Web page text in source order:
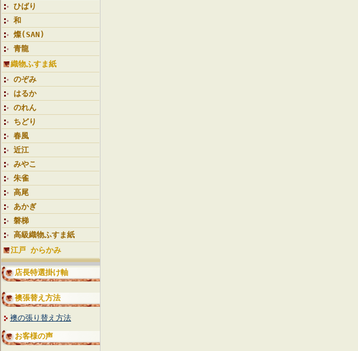
ひばり
和
燦(SAN)
青龍
織物ふすま紙
のぞみ
はるか
のれん
ちどり
春風
近江
みやこ
朱雀
高尾
あかぎ
磐梯
高級織物ふすま紙
江戸 からかみ
店長特選掛け軸
襖張替え方法
襖の張り替え方法
お客様の声